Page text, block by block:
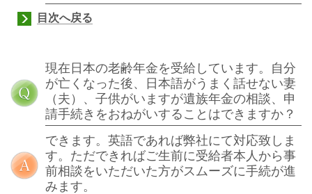
目次へ戻る
現在日本の老齢年金を受給しています。自分
が亡くなった後、日本語がうまく話せない妻
（夫）、子供がいますが遺族年金の相談、申
請手続きをおねがいすることはできますか？
できます。英語であれば弊社にて対応致しま
す。ただできればご生前に受給者本人から事
前相談をいただいた方がスムーズに手続が進
みます。